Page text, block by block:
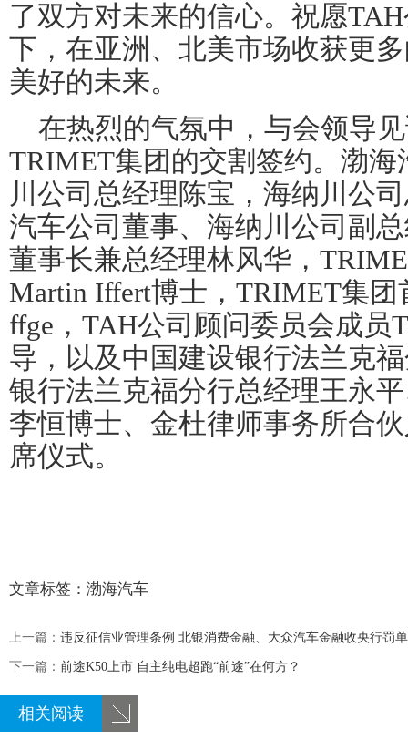
了双方对未来的信心。祝愿
下，在亚洲、北美市场收获更
美好的未来。
在热烈的气氛中，与会领导
TRIMET集团的交割签约。渤
川公司总经理陈宝，海纳川公
汽车公司董事、海纳川公司副
董事长兼总经理林风华，
Martin Iffert博士，TRIMET集团
ffge，TAH公司顾问委员会成员
导，以及中国建设银行法兰克
银行法兰克福分行总经理王永
李恒博士、金杜律师事务所合
席仪式。
文章标签： 渤海汽车
上一篇： 违反征信业管理条例 北银消费金融、大众汽车金融收央行罚单
下一篇： 前途K50上市 自主纯电超跑“前途”在何方？
相关阅读